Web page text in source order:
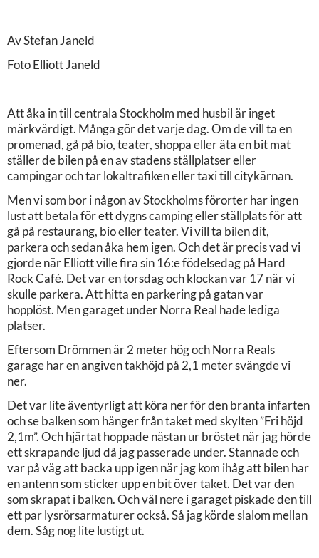
Av Stefan Janeld
Foto Elliott Janeld
Att åka in till centrala Stockholm med husbil är inget
märkvärdigt. Många gör det varje dag. Om de vill ta en
promenad, gå på bio, teater, shoppa eller äta en bit mat
ställer de bilen på en av stadens ställplatser eller
campingar och tar lokaltrafiken eller taxi till citykärnan.
Men vi som bor i någon av Stockholms förorter har ingen
lust att betala för ett dygns camping eller ställplats för att
gå på restaurang, bio eller teater. Vi vill ta bilen dit,
parkera och sedan åka hem igen. Och det är precis vad vi
gjorde när Elliott ville fira sin 16:e födelsedag på Hard
Rock Café. Det var en torsdag och klockan var 17 när vi
skulle parkera. Att hitta en parkering på gatan var
hopplöst. Men garaget under Norra Real hade lediga
platser.
Eftersom Drömmen är 2 meter hög och Norra Reals
garage har en angiven takhöjd på 2,1 meter svängde vi
ner.
Det var lite äventyrligt att köra ner för den branta infarten
och se balken som hänger från taket med skylten ”Fri höjd
2,1m”. Och hjärtat hoppade nästan ur bröstet när jag hörde
ett skrapande ljud då jag passerade under. Stannade och
var på väg att backa upp igen när jag kom ihåg att bilen har
en antenn som sticker upp en bit över taket. Det var den
som skrapat i balken. Och väl nere i garaget piskade den till
ett par lysrörsarmaturer också. Så jag körde slalom mellan
dem. Såg nog lite lustigt ut.